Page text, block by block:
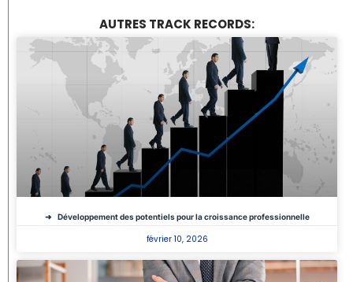
AUTRES TRACK RECORDS:
Développement des potentiels pour la croissance professionnelle
février 10, 2026